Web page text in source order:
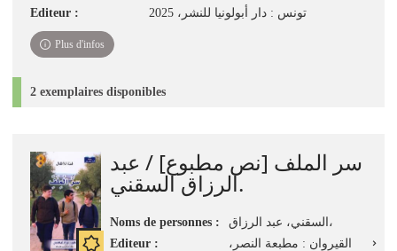
Editeur :
تونس : دار أبولونيا للنشر، 2025
Plus d'infos
2 exemplaires disponibles
سر الملف [نص مطبوع] / عبد
الرزاق السقني.
Noms de personnes :
السقني، عبد الرزاق،
Editeur :
القيروان : مطبعة النصر،